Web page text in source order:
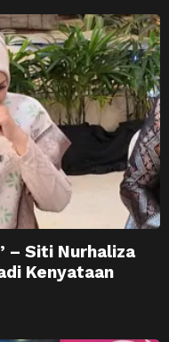
– Siti Nurhaliza
Kenyataan